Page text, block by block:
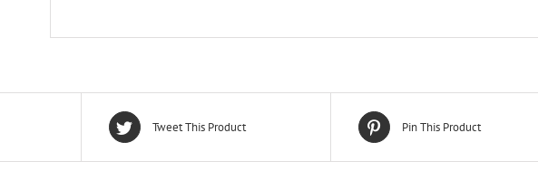
Tweet This Product Pin This Product